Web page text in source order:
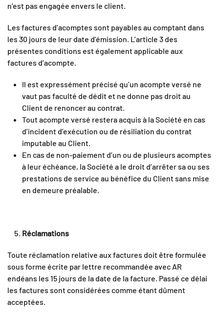
n’est pas engagée envers le client.
Les factures d’acomptes sont payables au comptant dans
les 30 jours de leur date d’émission. L’article 3 des
présentes conditions est également applicable aux
factures d’acompte.
Il est expressément précisé qu’un acompte versé ne
vaut pas faculté de dédit et ne donne pas droit au
Client de renoncer au contrat.
Tout acompte versé restera acquis à la Société en cas
d’incident d’exécution ou de résiliation du contrat
imputable au Client.
En cas de non-paiement d’un ou de plusieurs acomptes
à leur échéance, la Société a le droit d’arrêter sa ou ses
prestations de service au bénéfice du Client sans mise
en demeure préalable.
Réclamations
Toute réclamation relative aux factures doit être formulée
sous forme écrite par lettre recommandée avec AR
endéans les 15 jours de la date de la facture. Passé ce délai
les factures sont considérées comme étant dûment
acceptées.